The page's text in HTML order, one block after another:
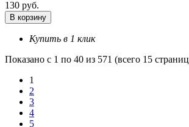
130 руб.
В корзину
Купить в 1 клик
Показано с 1 по 40 из 571 (всего 15
1
2
3
4
5